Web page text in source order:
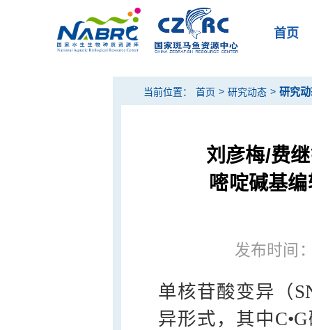
首页
当前位置： 首页 > 研究动态 > 研究
刘彦梅/费
嘧啶碱基
发布时间
单核苷酸变异（
异形式，其中